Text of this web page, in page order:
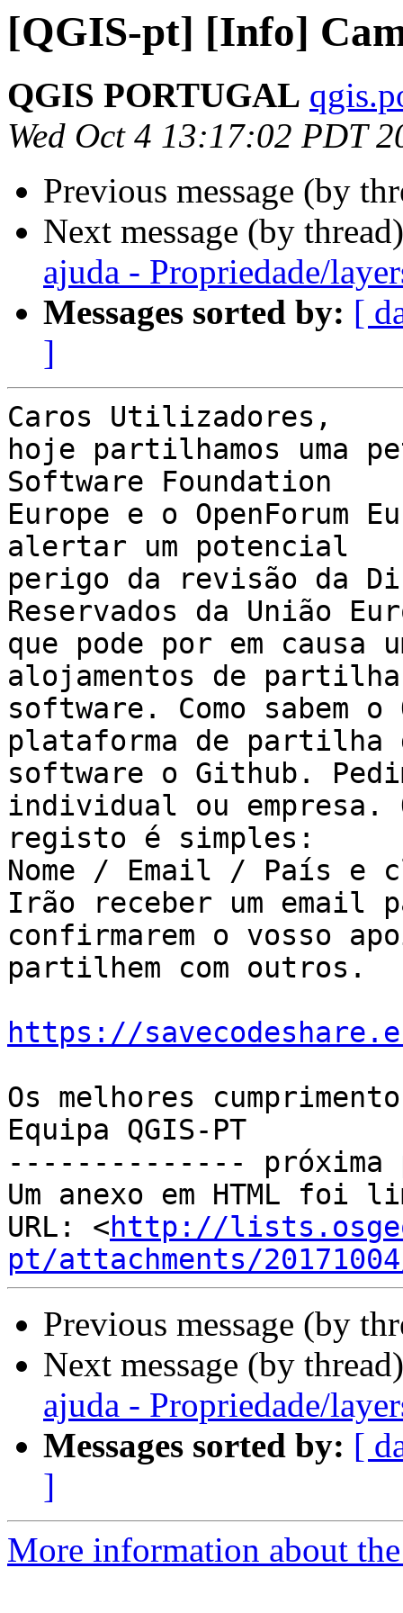
[QGIS-pt] [Info]
QGIS PORTUGAL
Wed Oct 4 13:17:02 PDT
Previous message (by
Next message (by
ajuda - Propriedade/
Messages sorted by: [
]
Caros Utilizadores,
hoje partilhamos uma
Software Foundation
Europe e o OpenForum
alertar um potencial
perigo da revisão da
Reservados da União
que pode por em causa
alojamentos de
software. Como sabem
plataforma de partilha
software o Github.
individual ou empresa.
registo é simples:
Nome / Email / País e
Irão receber um email
confirmarem o vosso
partilhem com outros.
https://
Os melhores
Equipa QGIS-PT
--------------
Um anexo em HTML foi
URL: <http://
pt/attachments/
Previous message (by
Next message (by
ajuda - Propriedade/
Messages sorted by: [
]
More information about